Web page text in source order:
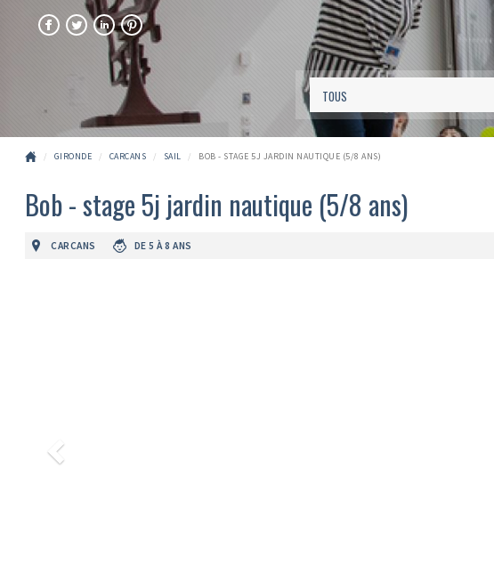
FACEBOOKTWITTERLINKEDINPINTEREST
GIRONDE CARCANS SAIL BOB - STAGE 5J JARDIN NAUTIQUE (5/8 ANS)
Bob - stage 5j jardin nautique (5/8 ans)
CARCANS DE 5 À 8 ANS